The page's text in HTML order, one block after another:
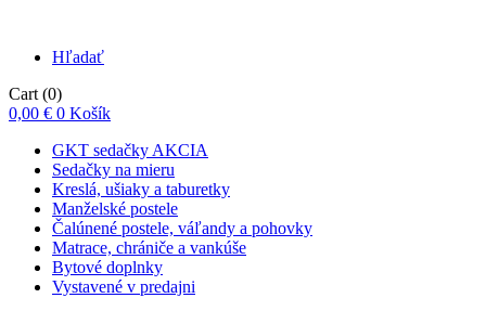
Hľadať
Cart (0)
0,00 € 0 Košík
GKT sedačky AKCIA
Sedačky na mieru
Kreslá, ušiaky a taburetky
Manželské postele
Čalúnené postele, váľandy a pohovky
Matrace, chrániče a vankúše
Bytové doplnky
Vystavené v predajni